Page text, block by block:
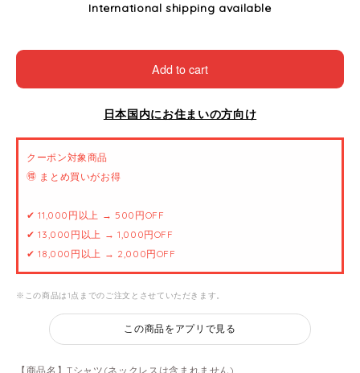
International shipping available
Add to cart
日本国内にお住まいの方向け
クーポン対象商品
🉐 まとめ買いがお得
✔ 11,000円以上 → 500円OFF
✔ 13,000円以上 → 1,000円OFF
✔ 18,000円以上 → 2,000円OFF
※この商品は1点までのご注文とさせていただきます。
この商品をアプリで見る
【商品名】Tシャツ(ネックレスは含まれません)